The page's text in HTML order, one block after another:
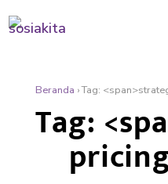
Beranda ›Tag:
Tag: